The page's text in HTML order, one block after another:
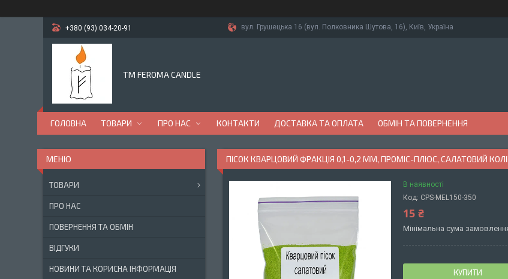
+380 (93) 034-20-91 вул. Грушецька 16 (вул. Полковника Шутова, 16), Київ, Україна
TM FEROMA CANDLE
ГОЛОВНА ТОВАРИ ПРО НАС КОНТАКТИ ДОСТАВКА ТА ОПЛАТА ОБМІН ТА ПОВЕРНЕННЯ
ПІСОК КВАРЦОВИЙ ФРАКЦІЯ 0,1-0,2 ММ, ПРОМІС-ПЛЮС, САЛАТОВИЙ
В наявності
Код: CPS-MEL150-350
15 ₴
Мінімальна сума
КУПИТИ
ТОВАРИ
ПРО НАС
ПОВЕРНЕННЯ ТА ОБМІН
ВІДГУКИ
НОВИНИ ТА КОРИСНА ІНФОРМАЦІЯ